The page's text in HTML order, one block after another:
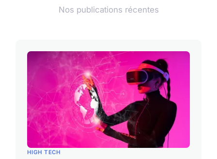
Nos publications récentes
HIGH TECH